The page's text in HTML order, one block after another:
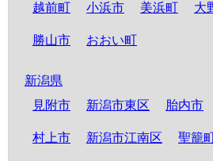
越前町 小浜市 美浜町 大
勝山市 おおい町
新潟県
見附市
新潟市東区 胎内市
村上市 新潟市江南区 聖籠